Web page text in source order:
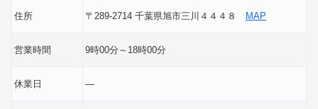
住所 〒289-2714 千葉県旭市三川４４４８ MAP
営業時間 9時00分～18時00分
休業日 ―